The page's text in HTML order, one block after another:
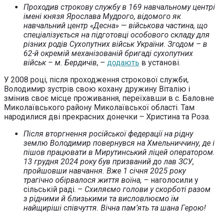
Проходив строкову службу в 169 навчальному центрі
імені князя Ярослава Мудрого, відомого як
навчальний центр «Десна» — військова частина, що
спеціалізується на підготовці особового складу для
різних родів Сухопутних військ України. Згодом – в
62-й окремій механізованій бригаді сухопутних
військ – м. Бердичів, – додають в установі.
У 2008 році, після проходження строкової служби,
Володимир зустрів свою кохану дружину Віталію і
змінив своє місце проживання, переїхавши в с. Баловне
Миколаївського району Миколаївської області. Там
народилися дві прекрасних донечки – Христина та Роза.
Після вторгнення російської федерації на рідну
землю Володимир повернувся на Хмельниччину, де і
пішов працювати в Мирутинський ліцей оператором.
13 грудня 2024 року був призваний до лав ЗСУ,
пройшовши навчання. Вже 1 січня 2025 року
трагічно обірвалося життя воїна, – наголосили у
сільській раді. – Схиляємо голови у скорботі разом
з рідними й близькими та висловлюємо їм
найщиріші співчуття. Вічна пам’ять та шана Герою!